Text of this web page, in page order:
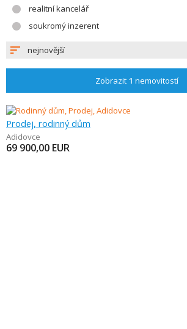
realitní kancelář
soukromý inzerent
nejnovější
Zobrazit 1 nemovitostí
Prodej, rodinný dům
Adidovce
69 900,00 EUR